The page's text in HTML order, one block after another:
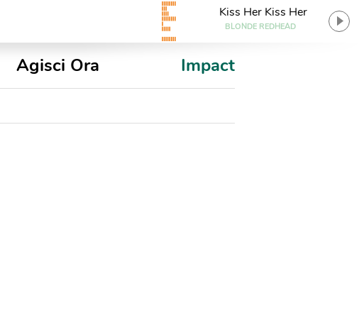
Kiss Her Kiss Her
BLONDE REDHEAD
Agisci Ora Impact